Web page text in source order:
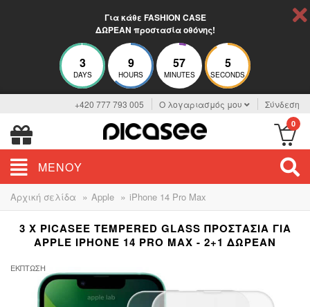
Για κάθε FASHION CASE
ΔΩΡΕΑΝ προστασία οθόνης!
3
DAYS
9
HOURS
57
MINUTES
4
SECONDS
+420 777 793 005 Ο λογαριασμός μου Σύνδεση
0
ΜΕΝΟΎ
Αρχική σελίδα » Apple » iPhone 14 Pro Max
3 X PICASEE TEMPERED GLASS ΠΡΟΣΤΑΣΊΑ ΓΙΑ
APPLE IPHONE 14 PRO MAX - 2+1 ΔΩΡΕΆΝ
ΈΚΠΤΩΣΗ